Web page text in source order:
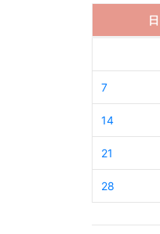
日
7
14
21
28